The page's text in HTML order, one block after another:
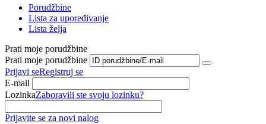
Porudžbine
Lista za upoređivanje
Lista želja
Prati moje porudžbine
Prati moje porudžbine
Prijavi seRegistruj se
E-mail
LozinkaZaboravili ste svoju lozinku?
Prijavite se za novi nalog